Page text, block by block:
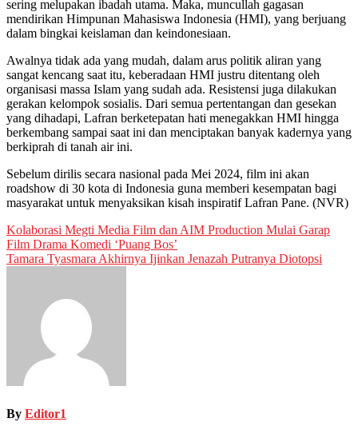
sering melupakan ibadah utama. Maka, muncullah gagasan
mendirikan Himpunan Mahasiswa Indonesia (HMI), yang berjuang
dalam bingkai keislaman dan keindonesiaan.
Awalnya tidak ada yang mudah, dalam arus politik aliran yang
sangat kencang saat itu, keberadaan HMI justru ditentang oleh
organisasi massa Islam yang sudah ada. Resistensi juga dilakukan
gerakan kelompok sosialis. Dari semua pertentangan dan gesekan
yang dihadapi, Lafran berketepatan hati menegakkan HMI hingga
berkembang sampai saat ini dan menciptakan banyak kadernya yang
berkiprah di tanah air ini.
Sebelum dirilis secara nasional pada Mei 2024, film ini akan
roadshow di 30 kota di Indonesia guna memberi kesempatan bagi
masyarakat untuk menyaksikan kisah inspiratif Lafran Pane. (NVR)
Post
navigation
Kolaborasi Megti Media Film dan AIM Production Mulai Garap
Film Drama Komedi ‘Puang Bos’
Tamara Tyasmara Akhirnya Ijinkan Jenazah Putranya Diotopsi
By Editor1